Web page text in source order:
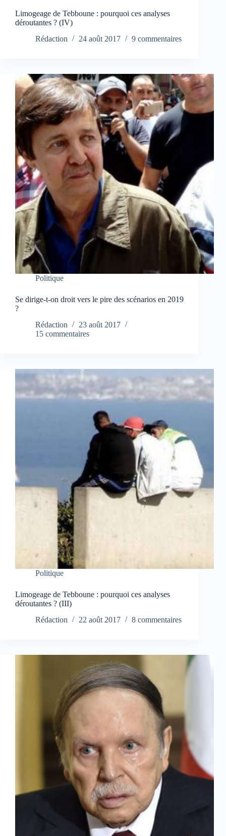
Limogeage de Tebboune : pourquoi ces analyses
déroutantes ? (IV)
Rédaction
24 août 2017 9 commentaires
Politique
Se dirige-t-on droit vers le pire des scénarios en 2019
?
Rédaction
23 août 2017
15 commentaires
Politique
Limogeage de Tebboune : pourquoi ces analyses
déroutantes ? (III)
Rédaction
22 août 2017 8 commentaires